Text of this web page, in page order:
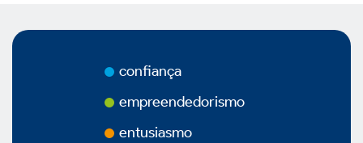
ESG
Prêmios
Vídeos
confiança
empreendedorismo
entusiasmo